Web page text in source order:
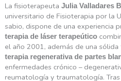
La fisioterapeuta Julia Valladares
universitario de Fisioterapia por la
sabio, dispone de una experiencia
terapia de láser terapeútico
el año 2001, además de una
terapia regenerativa de partes
enfermedades crónico –
reumatología y traumatología.